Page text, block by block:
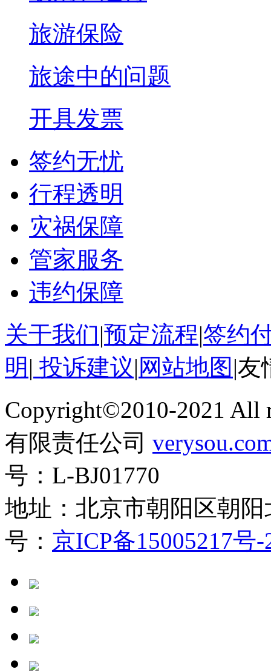
旅游保险
旅途中的问题
开具发票
签约无忧
行程透明
灾祸保障
管家服务
违约保障
关于我们|预定流程|签约
明 | 投诉建议| 网站地图 |友
Copyright©2010-2021 All
有限责任公司
号：L-BJ01770
地址：北京市朝阳区朝
号： 京ICP备15005217号-